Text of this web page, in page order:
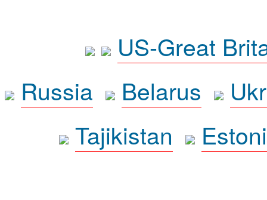
US-Great
Russia
Belarus
Tajikistan